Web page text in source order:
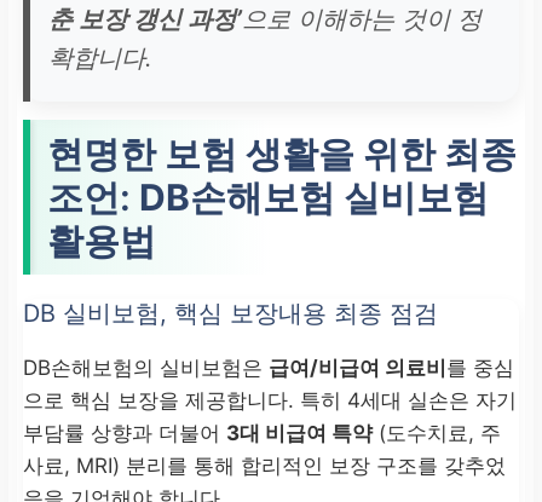
춘 보장 갱신 과정’으로 이해하는 것이 정
확합니다.
현명한 보험 생활을 위한 최종
조언: DB손해보험 실비보험
활용법
DB 실비보험, 핵심 보장내용 최종 점검
DB손해보험의 실비보험은 급여/비급여 의료비를 중심
으로 핵심 보장을 제공합니다. 특히 4세대 실손은 자기
부담률 상향과 더불어 3대 비급여 특약(도수치료, 주
사료, MRI) 분리를 통해 합리적인 보장 구조를 갖추었